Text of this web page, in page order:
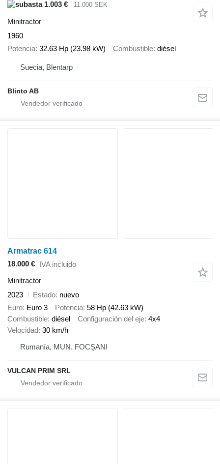
1.003 € 11.000 SEK
Minitractor
1960
Potencia 32.63 Hp (23.98 kW) Combustible diésel
Suecia, Blentarp
Blinto AB
Armatrac 614
18.000 € IVA incluido
Minitractor
2023
Estado nuevo
Euro Euro 3 Potencia 58 Hp (42.63 kW)
Combustible diésel Configuración del eje 4x4
Velocidad 30 km/h
Rumanía, MUN. FOCŞANI
VULCAN PRIM SRL